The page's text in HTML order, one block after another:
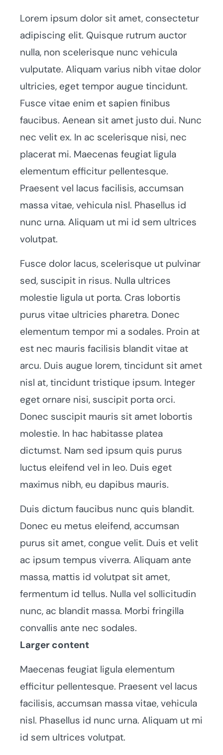
Lorem ipsum dolor sit amet, consectetur
adipiscing elit. Quisque rutrum auctor
nulla, non scelerisque nunc vehicula
vulputate. Aliquam varius nibh vitae dolor
ultricies, eget tempor augue tincidunt.
Fusce vitae enim et sapien finibus
faucibus. Aenean sit amet justo dui. Nunc
nec velit ex. In ac scelerisque nisi, nec
placerat mi. Maecenas feugiat ligula
elementum efficitur pellentesque.
Praesent vel lacus facilisis, accumsan
massa vitae, vehicula nisl. Phasellus id
nunc urna. Aliquam ut mi id sem ultrices
volutpat.
Fusce dolor lacus, scelerisque ut pulvinar
sed, suscipit in risus. Nulla ultrices
molestie ligula ut porta. Cras lobortis
purus vitae ultricies pharetra. Donec
elementum tempor mi a sodales. Proin at
est nec mauris facilisis blandit vitae at
arcu. Duis augue lorem, tincidunt sit amet
nisl at, tincidunt tristique ipsum. Integer
eget ornare nisi, suscipit porta orci.
Donec suscipit mauris sit amet lobortis
molestie. In hac habitasse platea
dictumst. Nam sed ipsum quis purus
luctus eleifend vel in leo. Duis eget
maximus nibh, eu dapibus mauris.
Duis dictum faucibus nunc quis blandit.
Donec eu metus eleifend, accumsan
purus sit amet, congue velit. Duis et velit
ac ipsum tempus viverra. Aliquam ante
massa, mattis id volutpat sit amet,
fermentum id tellus. Nulla vel sollicitudin
nunc, ac blandit massa. Morbi fringilla
convallis ante nec sodales.
Larger content
Maecenas feugiat ligula elementum
efficitur pellentesque. Praesent vel lacus
facilisis, accumsan massa vitae, vehicula
nisl. Phasellus id nunc urna. Aliquam ut mi
id sem ultrices volutpat.